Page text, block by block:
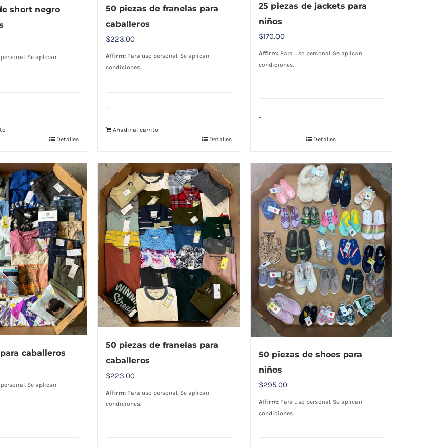
short negro
Se aplican
Detalles
50 piezas de franelas para
caballeros
$223.00
Affirm:Para uso personal. Se aplican
condiciones.
-
Añadir al carrito
Detalles
25 piezas de jackets para
niños
$170.00
Affirm:Para uso personal. Se aplican
condiciones.
-
Detalles
caballeros
Se aplican
50 piezas de franelas para
caballeros
$223.00
Affirm:Para uso personal. Se aplican
condiciones.
50 piezas de shoes para
niños
$295.00
Affirm:Para uso personal. Se aplican
condiciones.